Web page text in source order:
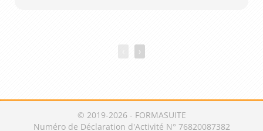
›
© 2019-2026 - FORMASUITE
Numéro de Déclaration d'Activité N° 76820087382